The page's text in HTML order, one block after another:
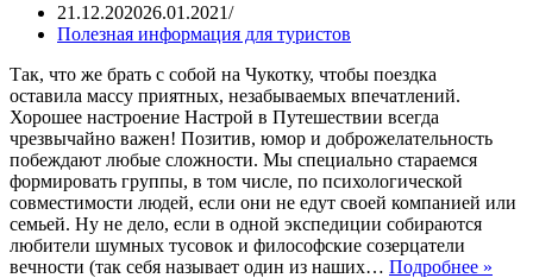
21.12.202026.01.2021
Полезная информация для туристов
Так, что же брать с собой на Чукотку, чтобы поездка
оставила массу приятных, незабываемых впечатлений.
Хорошее настроение Настрой в Путешествии всегда
чрезвычайно важен! Позитив, юмор и доброжелательность
побеждают любые сложности. Мы специально стараемся
формировать группы, в том числе, по психологической
совместимости людей, если они не едут своей компанией или
семьей. Ну не дело, если в одной экспедиции собираются
любители шумных тусовок и философские созерцатели
вечности (так себя называет один из наших… Подробнее »